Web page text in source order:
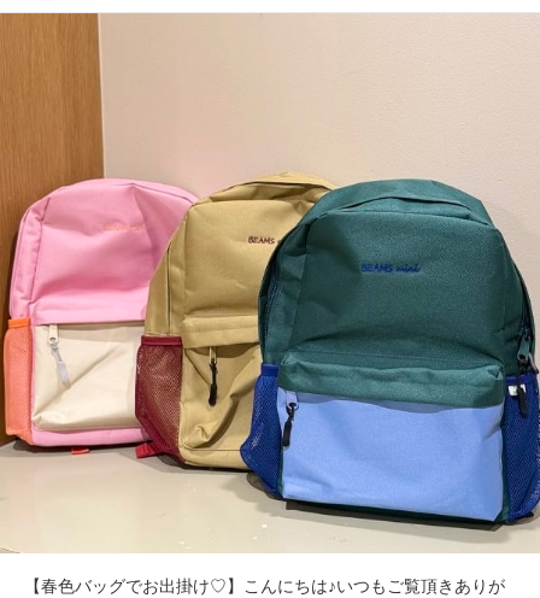
【春色バッグでお出掛け♡】こんにちは♪いつもご覧頂きありが